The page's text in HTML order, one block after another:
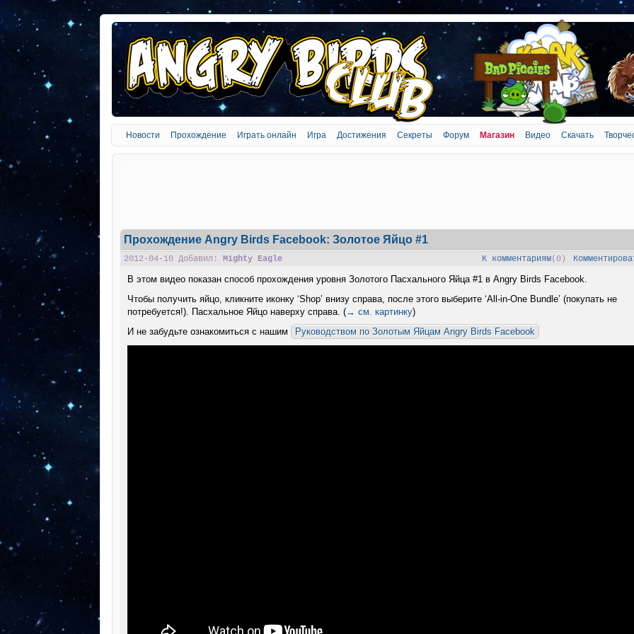
Новости Прохождение Играть онлайн Игра Достижения Секреты Форум Магазин Видео Скачать
Прохождение Angry Birds Facebook: Золотое Яйцо #1
2012-04-10 Добавил: Mighty Eagle К комментариям(0)
В этом видео показан способ прохождения уровня Золотого Пасхального Яйца #1 в Angry Birds Facebook.
Чтобы получить яйцо, кликните иконку ‘Shop’ внизу справа, после этого выберите ‘All-in-One Bundle’ (покупать не
потребуется!). Пасхальное Яйцо наверху справа. (→ см. картинку)
И не забудьте ознакомиться с нашим
Руководством по Золотым Яйцам Angry Birds Facebook